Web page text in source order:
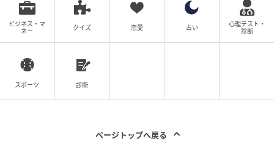
ビジネス・マ
ネー
クイズ 恋愛 占い
心理テスト・
診断
スポーツ 診断
ページトップへ戻る